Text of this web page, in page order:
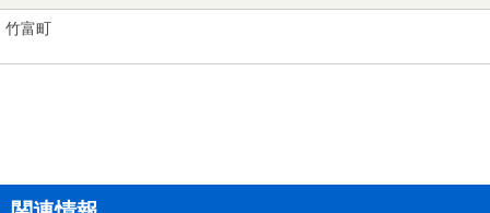
竹富町